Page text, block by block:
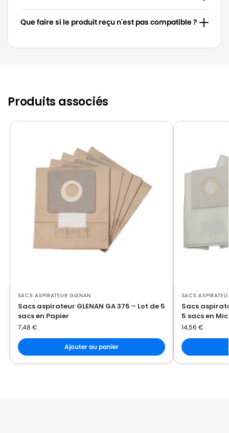
Que faire si le produit reçu n'est pas compatible ?
Produits associés
SACS ASPIRATEUR GLENAN
Sacs aspirateur GLENAN GA 375 – Lot de 5
sacs en Papier
7,48 €
Ajouter au panier
SACS
Sacs
5 sacs en
14,56 €